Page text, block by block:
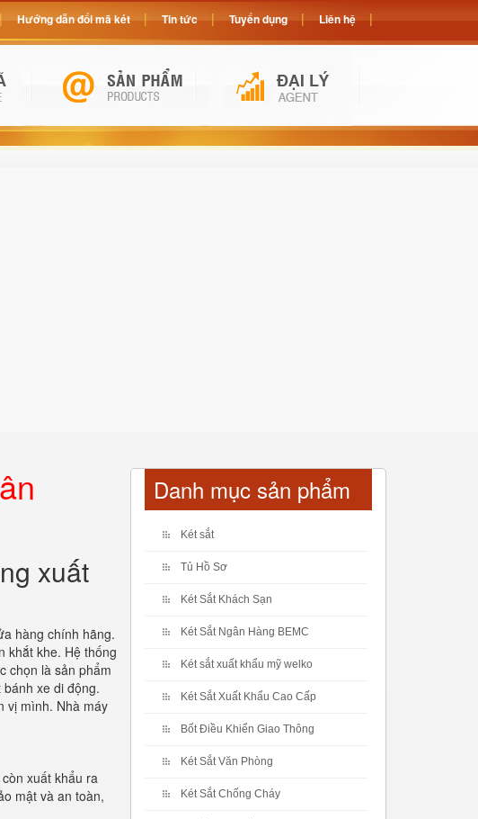
xuất
hàng chính hãng.
khắt khe. Hệ thống
chọn là sản phẩm
xe di động.
vị mình. Nhà máy
xuất khẩu ra
mật và an toàn,
Danh mục sản phẩm
Két sắt
Tủ Hồ Sơ
Két Sắt Khách Sạn
Két Sắt Ngân Hàng BEMC
Két sắt xuất khẩu mỹ welko
Két Sắt Xuất Khẩu Cao Cấp
Bốt Điều Khiển Giao Thông
Két Sắt Văn Phòng
Két Sắt Chống Cháy
Hướng dẫn đổi mã két Tin tức Tuyển dụng Liên hệ